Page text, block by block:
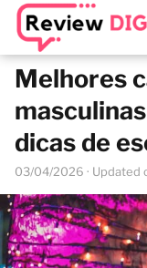
Melhores
dicas de
03/04/2026 ·